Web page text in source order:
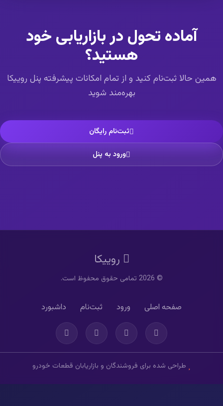
آماده تحول در بازاریابی خود
هستید؟
همین حالا ثبت‌نام کنید و از تمام امکانات پیشرفته پنل روییکا
بهره‌مند شوید
ثبت‌نام رایگان
ورود به پنل
روییکا
© 2026 تمامی حقوق محفوظ است.
صفحه اصلی ورود ثبت‌نام داشبورد
طراحی شده برای فروشندگان و بازاریابان قطعات خودرو